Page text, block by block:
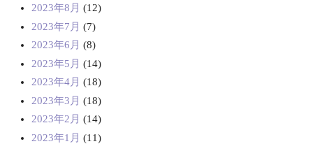
2023年8月 (12)
2023年7月 (7)
2023年6月 (8)
2023年5月 (14)
2023年4月 (18)
2023年3月 (18)
2023年2月 (14)
2023年1月 (11)